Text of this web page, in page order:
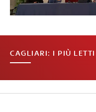
CAGLIARI: I PIÙ LETTI